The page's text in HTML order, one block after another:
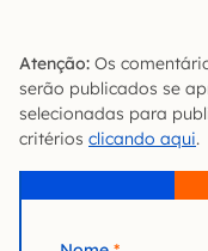
Atenção: Os
serão publicados se
selecionadas para
critérios clicando aqui.